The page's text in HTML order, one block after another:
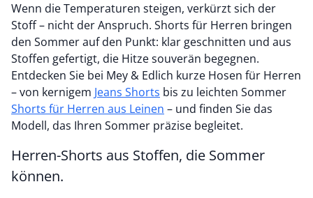
Wenn die Temperaturen steigen, verkürzt sich der
Stoff – nicht der Anspruch. Shorts für Herren bringen
den Sommer auf den Punkt: klar geschnitten und aus
Stoffen gefertigt, die Hitze souverän begegnen.
Entdecken Sie bei Mey & Edlich kurze Hosen für Herren
– von kernigem Jeans Shorts bis zu leichten Sommer
Shorts für Herren aus Leinen
Modell, das Ihren Sommer präzise begleitet.
Herren-Shorts aus Stoffen, die Sommer
können.